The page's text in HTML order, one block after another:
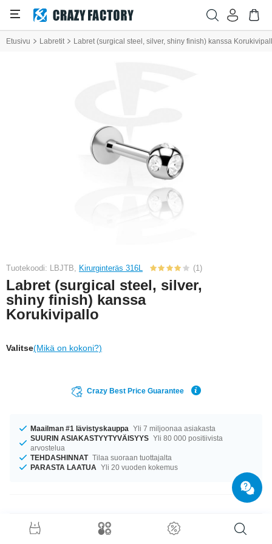
Etusivu Labretit Labret (surgical steel, silver, shiny finish) kanssa
Tuotekoodi: LBJTB, Kirurginteräs 316L (1)
Labret (surgical steel, silver,
shiny finish) kanssa
Korukivipallo
Valitse(Mikä on kokoni?)
Crazy Best Price Guarantee
Maailman #1 lävistyskauppa Yli 7 miljoonaa asiakasta
SUURIN ASIAKASTYYTYVÄISYYS Yli 80 000 positiivista
arvostelua
TEHDASHINNAT Tilaa suoraan tuottajalta
PARASTA LAATUA Yli 20 vuoden kokemus
Tuotetiedot